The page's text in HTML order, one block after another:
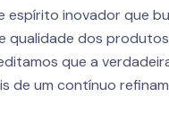
espírito inovador que
dos
que a
de um contínuo